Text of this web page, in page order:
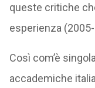
queste critiche
esperienza (2005-
Così com’è
accademiche